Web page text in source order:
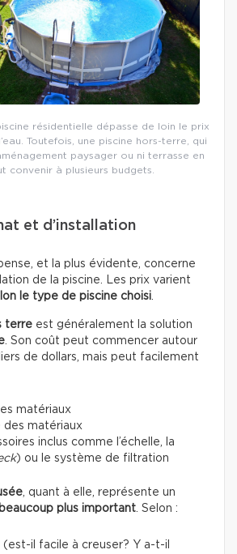
résidentielle dépasse de loin le prix
Toutefois, une piscine hors-terre, qui
paysager ou ni terrasse en
convenir à plusieurs budgets.
et d’installation
et la plus évidente, concerne
de la piscine. Les prix varient
le type de piscine choisi.
terre est généralement la solution
. Son coût peut commencer autour
de dollars, mais peut facilement
matériaux
des matériaux
inclus comme l’échelle, la
) ou le système de filtration
, quant à elle, représente un
plus important. Selon :
(est-il facile à creuser? Y a-t-il